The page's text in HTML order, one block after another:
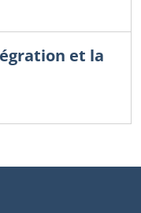
et la